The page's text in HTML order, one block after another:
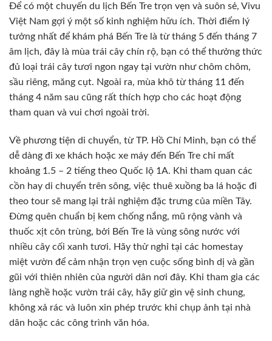
Để có một chuyến du lịch Bến Tre trọn vẹn và suôn sẻ, Vivu
Việt Nam gợi ý một số kinh nghiệm hữu ích. Thời điểm lý
tưởng nhất để khám phá Bến Tre là từ tháng 5 đến tháng 7
âm lịch, đây là mùa trái cây chín rộ, bạn có thể thưởng thức
đủ loại trái cây tươi ngon ngay tại vườn như chôm chôm,
sầu riêng, măng cụt. Ngoài ra, mùa khô từ tháng 11 đến
tháng 4 năm sau cũng rất thích hợp cho các hoạt động
tham quan và vui chơi ngoài trời.
Về phương tiện di chuyển, từ TP. Hồ Chí Minh, bạn có thể
dễ dàng đi xe khách hoặc xe máy đến Bến Tre chỉ mất
khoảng 1.5 – 2 tiếng theo Quốc lộ 1A. Khi tham quan các
cồn hay di chuyển trên sông, việc thuê xuồng ba lá hoặc đi
theo tour sẽ mang lại trải nghiệm đặc trưng của miền Tây.
Đừng quên chuẩn bị kem chống nắng, mũ rộng vành và
thuốc xịt côn trùng, bởi Bến Tre là vùng sông nước với
nhiều cây cối xanh tươi. Hãy thử nghỉ tại các homestay
miệt vườn để cảm nhận trọn vẹn cuộc sống bình dị và gần
gũi với thiên nhiên của người dân nơi đây. Khi tham gia các
làng nghề hoặc vườn trái cây, hãy giữ gìn vệ sinh chung,
không xả rác và luôn xin phép trước khi chụp ảnh tại nhà
dân hoặc các công trình văn hóa.